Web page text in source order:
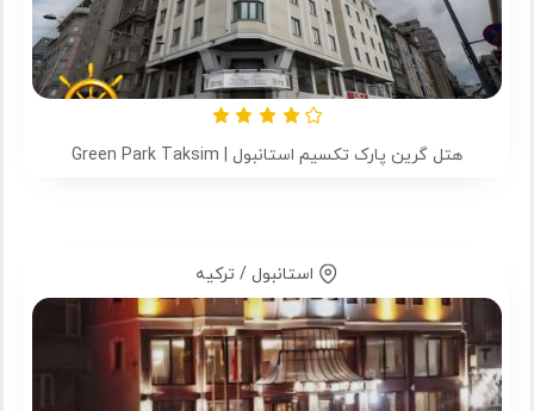
هتل گرین پارک تکسیم استانبول | Green Park Taksim
استانبول / ترکیه